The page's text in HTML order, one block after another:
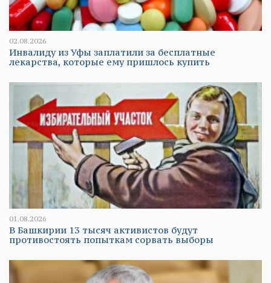
02.08.2026
Инвалиду из Уфы заплатили за бесплатные
лекарства, которые ему пришлось купить
01.08.2026
В Башкирии 13 тысяч активистов будут
противостоять попыткам сорвать выборы